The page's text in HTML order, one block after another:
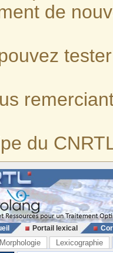
de
du
Portail lexical
Morphologie Lexicographie